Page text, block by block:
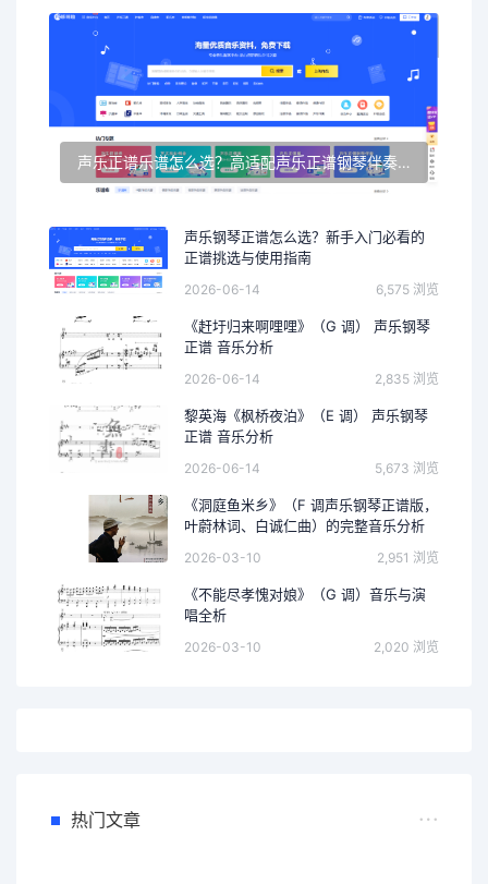
声乐正谱乐谱怎么选？高适配声乐正谱钢琴伴奏资源推荐
声乐钢琴正谱怎么选？新手入门必看的
正谱挑选与使用指南
2026-06-14 6,575 浏览
《赶圩归来啊哩哩》（G 调） 声乐钢琴
正谱 音乐分析
2026-06-14 2,835 浏览
黎英海《枫桥夜泊》（E 调） 声乐钢琴
正谱 音乐分析
2026-06-14 5,673 浏览
《洞庭鱼米乡》（F 调声乐钢琴正谱版，
叶蔚林词、白诚仁曲）的完整音乐分析
2026-03-10 2,951 浏览
《不能尽孝愧对娘》（G 调）音乐与演
唱全析
2026-03-10 2,020 浏览
热门文章